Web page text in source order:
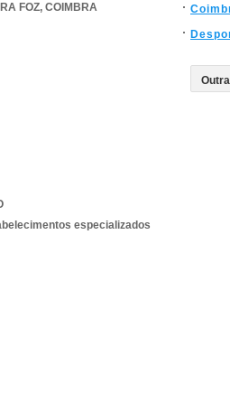
FOZ, COIMBRA
especializados